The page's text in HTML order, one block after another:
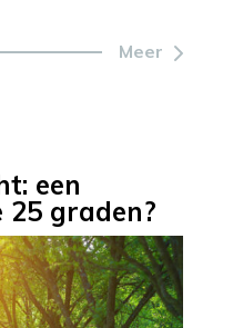
Meer
een
25 graden?